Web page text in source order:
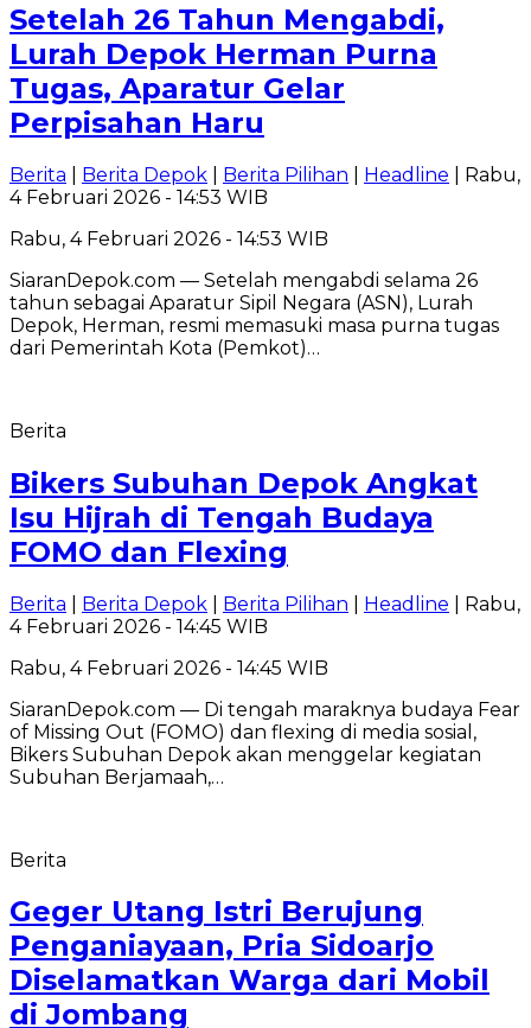
Setelah 26 Tahun Mengabdi,
Lurah Depok Herman Purna
Tugas, Aparatur Gelar
Perpisahan Haru
Berita Berita Depok Berita Pilihan Headline | Rabu,
4 Februari 2026 - 14:53 WIB
Rabu, 4 Februari 2026 - 14:53 WIB
SiaranDepok.com — Setelah mengabdi selama 26
tahun sebagai Aparatur Sipil Negara (ASN), Lurah
Depok, Herman, resmi memasuki masa purna tugas
dari Pemerintah Kota (Pemkot)…
Berita
Bikers Subuhan Depok Angkat
Isu Hijrah di Tengah Budaya
FOMO dan Flexing
Berita Berita Depok Berita Pilihan Headline | Rabu,
4 Februari 2026 - 14:45 WIB
Rabu, 4 Februari 2026 - 14:45 WIB
SiaranDepok.com — Di tengah maraknya budaya Fear
of Missing Out (FOMO) dan flexing di media sosial,
Bikers Subuhan Depok akan menggelar kegiatan
Subuhan Berjamaah,…
Berita
Geger Utang Istri Berujung
Penganiayaan, Pria Sidoarjo
Diselamatkan Warga dari Mobil
di Jombang